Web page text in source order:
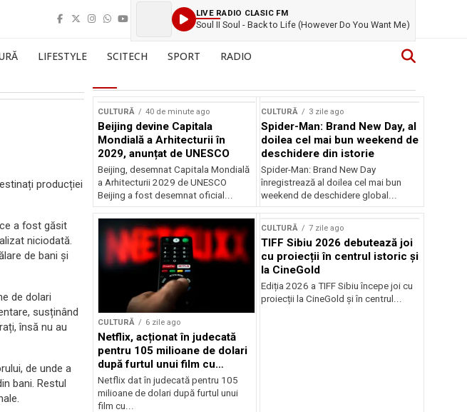
LIVE RADIO CLASIC FM
Soul II Soul - Back to Life (However Do You Want Me)
LIFESTYLE SCITECH SPORT RADIO
producției
a fost găsit
niciodată.
de bani și
de dolari
susținând
însă nu au
de unde a
bani. Restul
CULTURĂ 40 de minute ago
Beijing devine Capitala
Mondială a Arhitecturii în
2029, anunțat de UNESCO
Beijing, desemnat Capitala Mondială
a Arhitecturii 2029 de UNESCO
Beijing a fost desemnat oficial...
CULTURĂ 3 zile ago
Spider-Man: Brand New Day, al
doilea cel mai bun weekend de
deschidere din istorie
Spider-Man: Brand New Day
înregistrează al doilea cel mai bun
weekend de deschidere global...
CULTURĂ 6 zile ago
Netflix, acționat în judecată
pentru 105 milioane de dolari
după furtul unui film cu
Nicolas Cage
Netflix dat în judecată pentru 105
milioane de dolari după furtul unui
film cu...
CULTURĂ 7 zile ago
TIFF Sibiu 2026 debutează joi
cu proiecții în centrul istoric și
la CineGold
Ediția 2026 a TIFF Sibiu începe joi cu
proiecții la CineGold și în centrul...